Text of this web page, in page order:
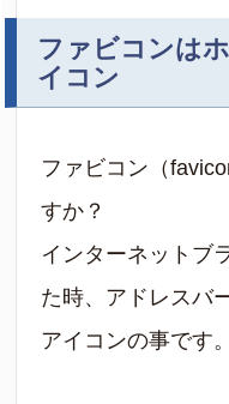
ファビコンは
イコン
ファビコン（
すか？
インターネットブ
た時、アドレスバ
アイコンの事です。